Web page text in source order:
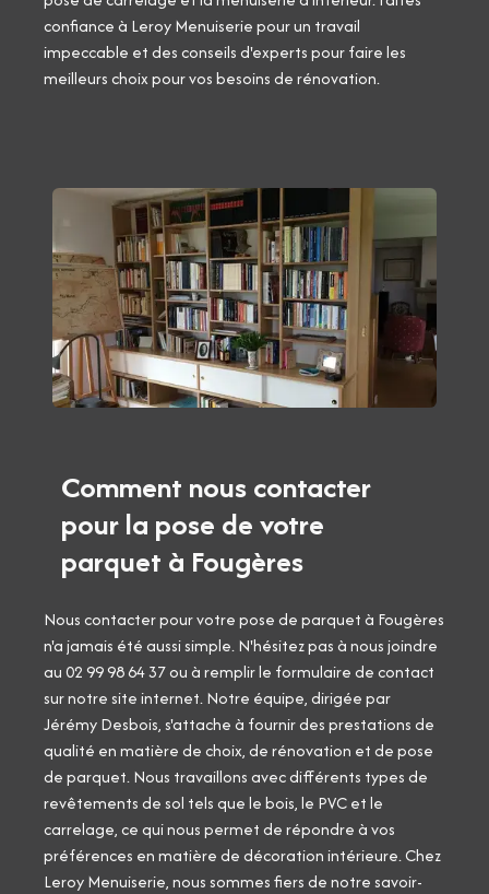
confiance à Leroy Menuiserie pour un travail
impeccable et des conseils d'experts pour faire les
meilleurs choix pour vos besoins de rénovation.
Comment nous contacter
pour la pose de votre
parquet à Fougères
Nous contacter pour votre pose de parquet à Fougères
n'a jamais été aussi simple. N'hésitez pas à nous joindre
au 02 99 98 64 37 ou à remplir le formulaire de contact
sur notre site internet. Notre équipe, dirigée par
Jérémy Desbois, s'attache à fournir des prestations de
qualité en matière de choix, de rénovation et de pose
de parquet. Nous travaillons avec différents types de
revêtements de sol tels que le bois, le PVC et le
carrelage, ce qui nous permet de répondre à vos
préférences en matière de décoration intérieure. Chez
Leroy Menuiserie, nous sommes fiers de notre savoir-